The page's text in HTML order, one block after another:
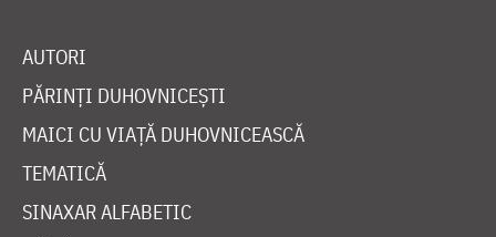
AUTORI
PĂRINȚI DUHOVNICEȘTI
MAICI CU VIAȚĂ DUHOVNICEASCĂ
TEMATICĂ
SINAXAR ALFABETIC